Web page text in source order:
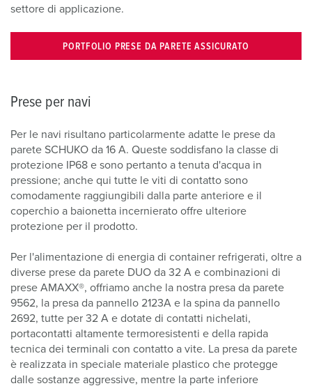
settore di applicazione.
PORTFOLIO PRESE DA PARETE ASSICURATO
Prese per navi
Per le navi risultano particolarmente adatte le prese da
parete SCHUKO da 16 A. Queste soddisfano la classe di
protezione IP68 e sono pertanto a tenuta d'acqua in
pressione; anche qui tutte le viti di contatto sono
comodamente raggiungibili dalla parte anteriore e il
coperchio a baionetta incernierato offre ulteriore
protezione per il prodotto.
Per l'alimentazione di energia di container refrigerati, oltre a
diverse prese da parete DUO da 32 A e combinazioni di
prese AMAXX®, offriamo anche la nostra presa da parete
9562, la presa da pannello 2123A e la spina da pannello
2692, tutte per 32 A e dotate di contatti nichelati,
portacontatti altamente termoresistenti e della rapida
tecnica dei terminali con contatto a vite. La presa da parete
è realizzata in speciale materiale plastico che protegge
dalle sostanze aggressive, mentre la parte inferiore